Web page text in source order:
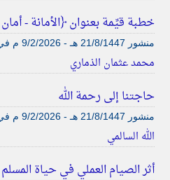
خطبة قيِّمة بعنوان ﴿الأمانة -
منشور
محمد عثمان الذماري
حاجتنا إلى رحمة الله
منشور
الله السالمي
أثر الصيام العملي في حياة المسلم